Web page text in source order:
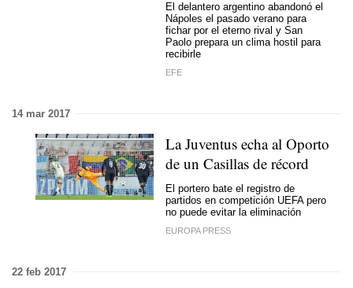
El delantero argentino abandonó el
Nápoles el pasado verano para
fichar por el eterno rival y San
Paolo prepara un clima hostil para
recibirle
EFE
14 mar 2017
La Juventus echa al Oporto
de un Casillas de récord
El portero bate el registro de
partidos en competición UEFA pero
no puede evitar la eliminación
EUROPA PRESS
22 feb 2017